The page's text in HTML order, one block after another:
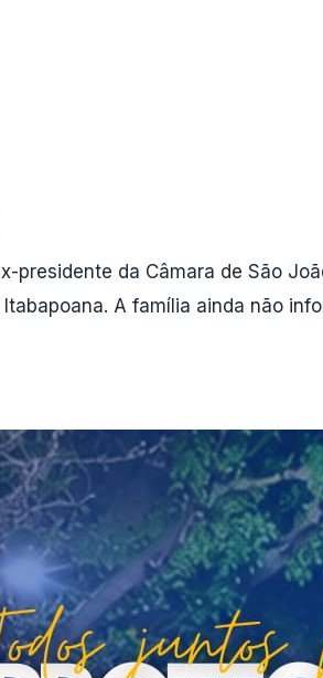
presidente da Câmara de São
A família ainda não